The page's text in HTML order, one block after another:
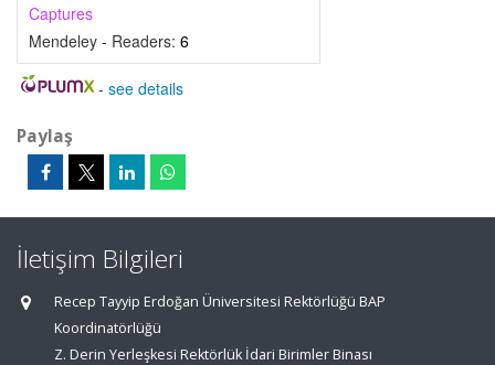
Captures
Mendeley - Readers: 6
- see details
Paylaş
İletişim Bilgileri
Recep Tayyip Erdoğan Üniversitesi Rektörlüğü BAP
Koordinatörlüğü
Z. Derin Yerleşkesi Rektörlük İdari Birimler Binası